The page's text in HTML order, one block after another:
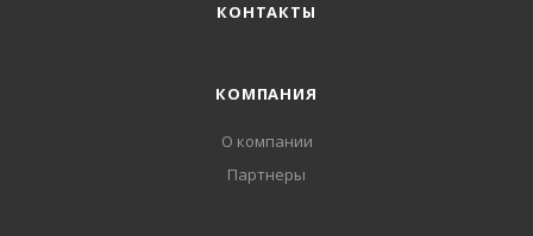
КОНТАКТЫ
КОМПАНИЯ
О компании
Партнеры